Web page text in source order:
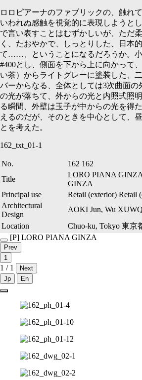
ロロピアーナのファブリックの、触れ
いわれぬ感触を視覚的に表現しようと
で言い表すことはむずかしいが、ただ
く、たおやかで、しっとりした、日本
て……、ということになるだろうか。
#400とし、側面を下から上に向かって
い茶）からライトグレーに塗装した、
バーからなる、全体としては3次曲面の
の光が落ちて、外からの光と内照式照
る瞬間、外壁は玉子が中からの光を得
えるのだが、そのときを中心として、
とを考えた。
162_txt_01-1
No. 162 162
Title
LORO PIANA
GINZA
Principal use
Retail (exterior) Retail
Architectural
Design
AOKI Jun, Wu
Location
Chuo-ku, Tokyo 東京
[P] LORO PIANA GINZA
Prev
1
1 / 1
Next
Jp
En